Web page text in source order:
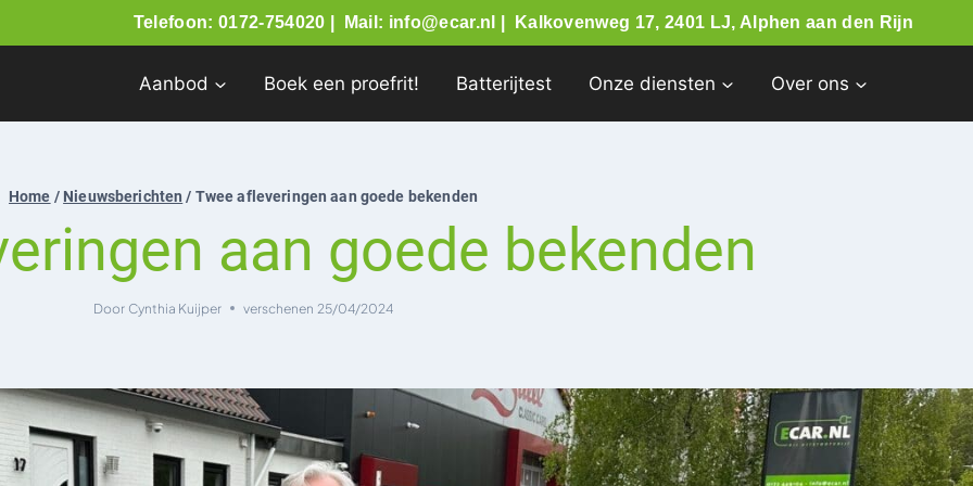
Telefoon: 0172-754020 | Mail: info@ecar.nl | Kalkovenweg 17, 2401 LJ, Alphen aan den Rijn
Aanbod Boek een proefrit! Batterijtest Onze diensten Over ons
Home / Nieuwsberichten / Twee afleveringen aan goede bekenden
aan goede bekenden
Door Cynthia Kuijper verschenen 25/04/2024